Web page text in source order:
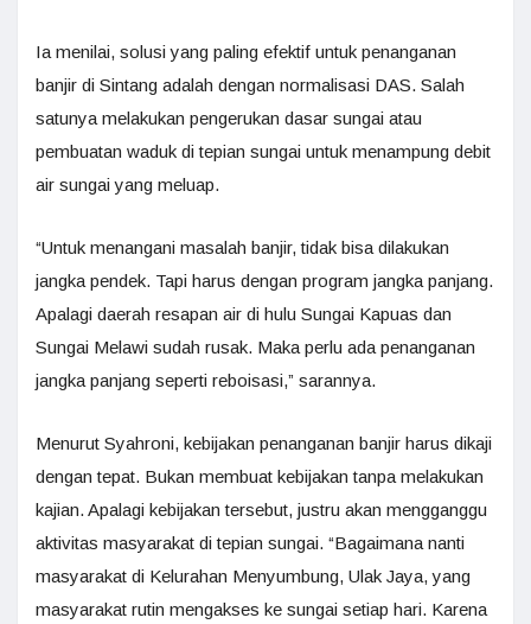
Ia menilai, solusi yang paling efektif untuk penanganan
banjir di Sintang adalah dengan normalisasi DAS. Salah
satunya melakukan pengerukan dasar sungai atau
pembuatan waduk di tepian sungai untuk menampung debit
air sungai yang meluap.
“Untuk menangani masalah banjir, tidak bisa dilakukan
jangka pendek. Tapi harus dengan program jangka panjang.
Apalagi daerah resapan air di hulu Sungai Kapuas dan
Sungai Melawi sudah rusak. Maka perlu ada penanganan
jangka panjang seperti reboisasi,” sarannya.
Menurut Syahroni, kebijakan penanganan banjir harus dikaji
dengan tepat. Bukan membuat kebijakan tanpa melakukan
kajian. Apalagi kebijakan tersebut, justru akan mengganggu
aktivitas masyarakat di tepian sungai. “Bagaimana nanti
masyarakat di Kelurahan Menyumbung, Ulak Jaya, yang
masyarakat rutin mengakses ke sungai setiap hari. Karena